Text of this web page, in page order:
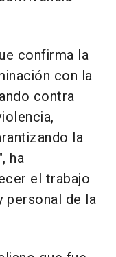
confirma la
con la
contra
la
ha
el trabajo
personal de la